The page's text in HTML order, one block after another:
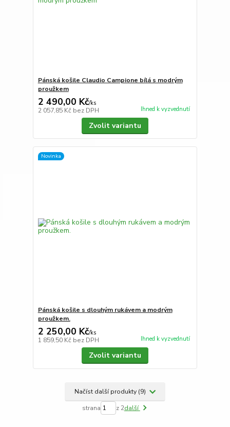
Pánská košile Claudio Campione bílá s modrým
proužkem
2 490,00 Kč/ks
2 057,85 Kč bez DPH Ihned k vyzvednutí
Zvolit variantu
Novinka
Pánská košile s dlouhým rukávem a modrým
proužkem.
2 250,00 Kč/ks
1 859,50 Kč bez DPH Ihned k vyzvednutí
Zvolit variantu
Načíst další produkty (9)
strana z 2další